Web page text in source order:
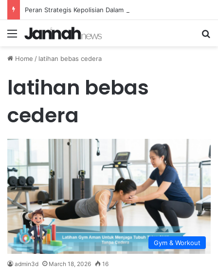
Menu
Home / latihan bebas cedera
latihan bebas
cedera
Gym & Workout
admin3d March 18, 2026 16